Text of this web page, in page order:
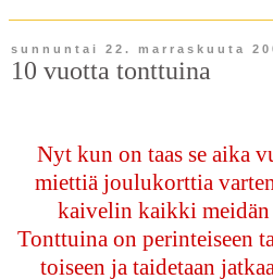
sunnuntai 22. marraskuuta
10 vuotta tonttuina
Nyt kun on taas se aika
miettiä joulukorttia
kaivelin kaikki
Tonttuina on perinteiseen
toiseen ja taidetaan